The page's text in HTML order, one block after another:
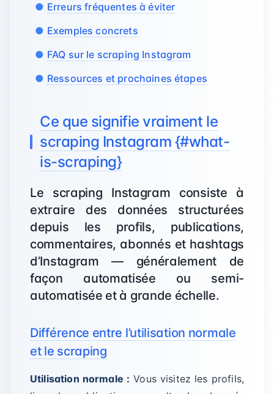
Erreurs fréquentes à éviter
Exemples concrets
FAQ sur le scraping Instagram
Ressources et prochaines étapes
Ce que signifie vraiment le
scraping Instagram {#what-
is-scraping}
Le scraping Instagram consiste à
extraire des données structurées
depuis les profils, publications,
commentaires, abonnés et hashtags
d’Instagram — généralement de
façon automatisée ou semi-
automatisée et à grande échelle.
Différence entre l’utilisation normale
et le scraping
Utilisation normale : Vous visitez les profils,